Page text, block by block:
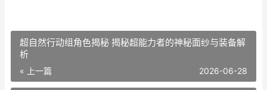
超自然行动组角色揭秘 揭秘超能力者的神秘面纱与装备解
析
« 上一篇 2026-06-28